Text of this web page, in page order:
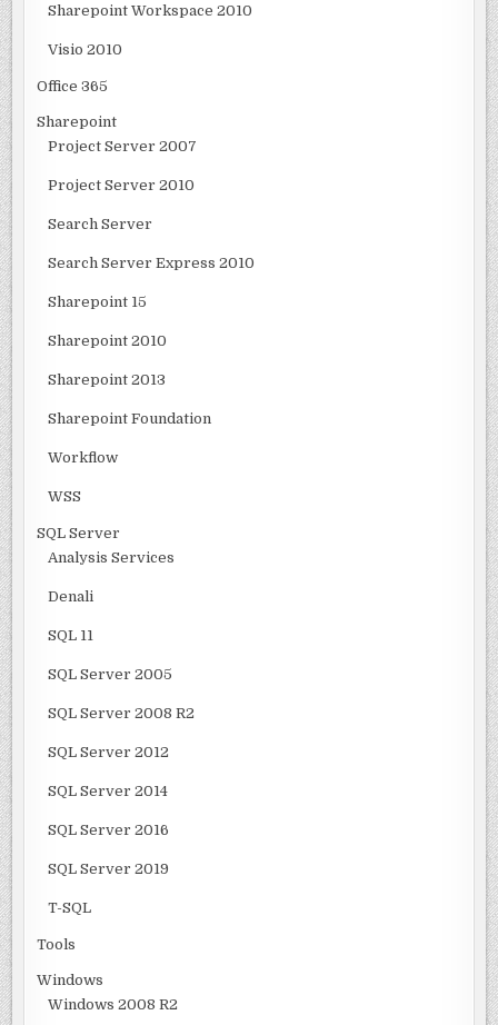
Sharepoint Workspace 2010
Visio 2010
Office 365
Sharepoint
Project Server 2007
Project Server 2010
Search Server
Search Server Express 2010
Sharepoint 15
Sharepoint 2010
Sharepoint 2013
Sharepoint Foundation
Workflow
WSS
SQL Server
Analysis Services
Denali
SQL 11
SQL Server 2005
SQL Server 2008 R2
SQL Server 2012
SQL Server 2014
SQL Server 2016
SQL Server 2019
T-SQL
Tools
Windows
Windows 2008 R2